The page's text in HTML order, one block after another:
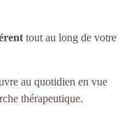
tout au long de votre
au quotidien en vue
thérapeutique.